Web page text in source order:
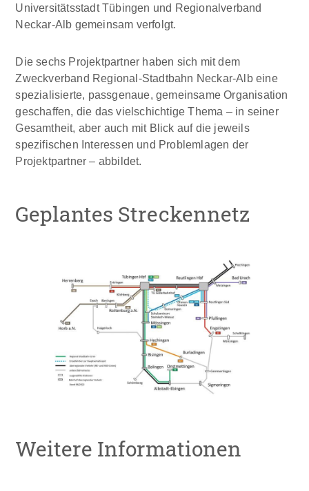
Universitätsstadt Tübingen und Regionalverband
Neckar-Alb gemeinsam verfolgt.
Die sechs Projektpartner haben sich mit dem
Zweckverband Regional-Stadtbahn Neckar-Alb eine
spezialisierte, passgenaue, gemeinsame Organisation
geschaffen, die das vielschichtige Thema – in seiner
Gesamtheit, aber auch mit Blick auf die jeweils
spezifischen Interessen und Problemlagen der
Projektpartner – abbildet.
Geplantes Streckennetz
Weitere Informationen